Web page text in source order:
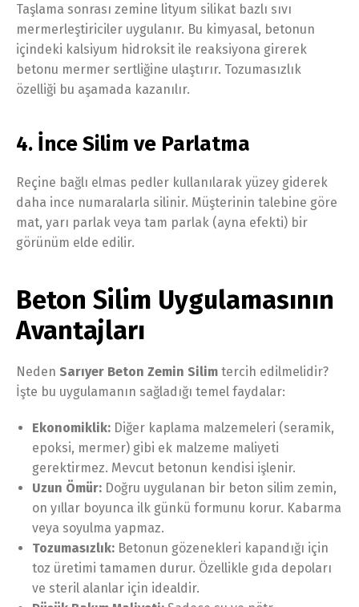
Taşlama sonrası zemine lityum silikat bazlı sıvı
mermerleştiriciler uygulanır. Bu kimyasal, betonun
içindeki kalsiyum hidroksit ile reaksiyona girerek
betonu mermer sertliğine ulaştırır. Tozumasızlık
özelliği bu aşamada kazanılır.
4. İnce Silim ve Parlatma
Reçine bağlı elmas pedler kullanılarak yüzey giderek
daha ince numaralarla silinir. Müşterinin talebine göre
mat, yarı parlak veya tam parlak (ayna efekti) bir
görünüm elde edilir.
Beton Silim Uygulamasının
Avantajları
Neden Sarıyer Beton Zemin Silim tercih edilmelidir?
İşte bu uygulamanın sağladığı temel faydalar:
Ekonomiklik: Diğer kaplama malzemeleri (seramik,
epoksi, mermer) gibi ek malzeme maliyeti
gerektirmez. Mevcut betonun kendisi işlenir.
Uzun Ömür: Doğru uygulanan bir beton silim zemin,
on yıllar boyunca ilk günkü formunu korur. Kabarma
veya soyulma yapmaz.
Tozumasızlık: Betonun gözenekleri kapandığı için
toz üretimi tamamen durur. Özellikle gıda depoları
ve steril alanlar için idealdir.